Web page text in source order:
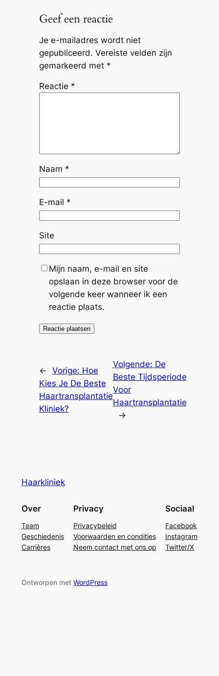
Geef een reactie
Je e-mailadres wordt niet
gepubliceerd. Vereiste velden zijn
gemarkeerd met *
Reactie *
Naam *
E-mail *
Site
Mijn naam, e-mail en site
opslaan in deze browser voor de
volgende keer wanneer ik een
reactie plaats.
← Vorige: Hoe
Kies Je De Beste
Haartransplantatie
Kliniek?
Volgende: De
Beste Tijdsperiode
Voor
Haartransplantatie
→
Haarkliniek
Over
Team
Geschiedenis
Carrières
Privacy
Privacybeleid
Voorwaarden en condities
Neem contact met ons op
Sociaal
Facebook
Instagram
Twitter/X
Ontworpen met WordPress